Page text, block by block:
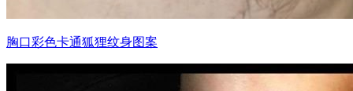
胸口彩色卡通狐狸纹身图案